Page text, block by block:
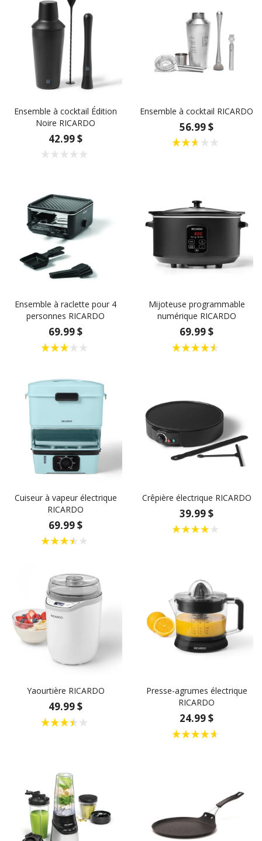
Ensemble à cocktail Édition
Noire RICARDO
42.99 $
Ensemble à cocktail RICARDO
56.99 $
Ensemble à raclette pour 4
personnes RICARDO
69.99 $
Mijoteuse programmable
numérique RICARDO
69.99 $
Cuiseur à vapeur électrique
RICARDO
69.99 $
Crêpière électrique RICARDO
39.99 $
Yaourtière RICARDO
49.99 $
Presse-agrumes électrique
RICARDO
24.99 $